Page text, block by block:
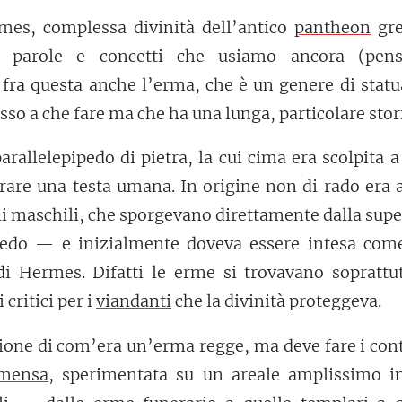
complessa divinità dell’antico pantheon
e concetti che usiamo ancora
questa anche l’erma, che è un genere di
a che fare ma che ha una lunga, particolare
di pietra, la cui cima era scolpita
una testa umana. In origine non di rado era
maschili, che sporgevano direttamente dalla
— e inizialmente doveva essere intesa
Hermes. Difatti le erme si trovavano
critici per iviandantiche la divinità proteggeva.
di com’era un’erma regge, ma deve fare i
, sperimentata su un areale amplissimo